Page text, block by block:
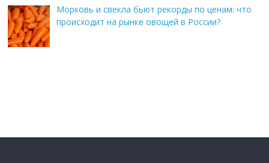
Морковь и свекла бьют рекорды по ценам: что
происходит на рынке овощей в России?